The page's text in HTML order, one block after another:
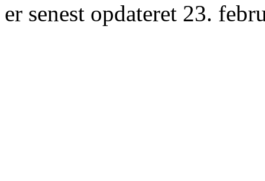
er senest opdateret 23.